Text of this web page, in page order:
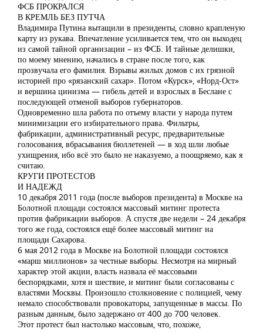
ФСБ ПРОКРАЛСЯ
В КРЕМЛЬ БЕЗ ПУТЧА
Владимира Путина вытащили в президенты, словно крапленую
карту из рукава. Впечатление усиливается тем, что он выходец
из самой тайной организации – из ФСБ. И тайные делишки,
по моему мнению, начались в стране после того, как
прозвучала его фамилия. Взрывы жилых домов с их грязной
историей про «рязанский сахар». Потом «Курск», «Норд-Ост»
и вершина цинизма — гибель детей и взрослых в Беслане с
последующей отменой выборов губернаторов.
Одновременно шла работа по отъему власти у народа путем
минимизации его избирательного права. Фильтры,
фабрикации, административный ресурс, предварительные
голосования, вбрасывания бюллетеней — в ход шли любые
ухищрения, ибо всё это было не наказуемо, а поощряемо, как я
считаю.
КРУГИ ПРОТЕСТОВ
И НАДЕЖД
10 декабря 2011 года (после выборов президента) в Москве на
Болотной площади состоялся массовый митинг протеста
против фабрикации выборов. А спустя две недели – 24 декабря
того же года, состоялся ещё более массовый митинг на
площади Сахарова.
6 мая 2012 года в Москве на Болотной площади состоялся
«марш миллионов» за честные выборы. Несмотря на мирный
характер этой акции, власть назвала её массовыми
беспорядками, хотя и шествие, и митинг были согласованы с
властями Москвы. Произошло столкновение с полицией, чему
немало способствовали провокаторы, запущенные в массы. По
разным данным, было задержано от 400 до 700 человек.
Этот протест был настолько массовым, что, похоже,